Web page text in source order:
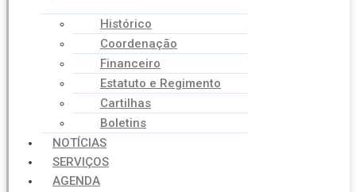
Histórico
Coordenação
Financeiro
Estatuto e Regimento
Cartilhas
Boletins
NOTÍCIAS
SERVIÇOS
AGENDA